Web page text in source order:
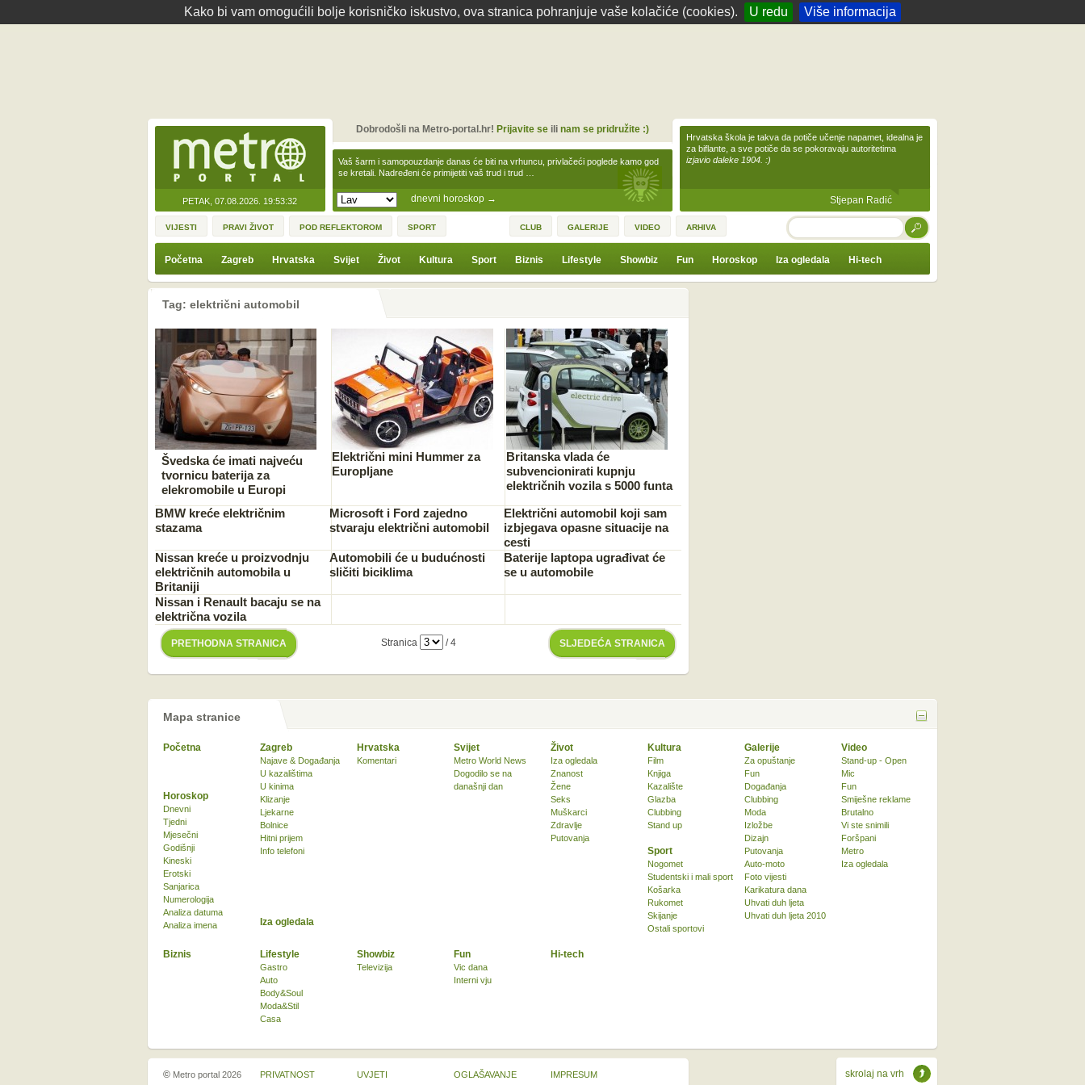
Kako bi vam omogućili bolje korisničko iskustvo, ova stranica pohranjuje vaše kolačiće (cookies). U redu Više informacija
PETAK, 07.08.2026. 19:53:32 dnevni horoskop →
Vaš šarm i samopouzdanje danas će biti na vrhuncu, privlačeći poglede kamo god
se kretali. Nadređeni će primijetiti vaš trud i trud …
Dobrodošli na Metro-portal.hr! Prijavite seili nam se pridružite :)
Hrvatska škola je takva da potiče učenje napamet, idealna je
za biflante, a sve potiče da se pokoravaju autoritetima
izjavio daleke 1904. :)
Stjepan Radić
VIJESTI PRAVI ŽIVOT POD REFLEKTOROM SPORT CLUB GALERIJE VIDEO ARHIVA TRAŽI
Početna Zagreb Hrvatska Svijet Život Kultura Sport Biznis Lifestyle Showbiz Fun Horoskop Iza ogledala Hi-tech
Tag: električni automobil
Švedska će imati najveću
tvornicu baterija za
elekromobile u Europi
Električni mini Hummer za
Europljane
Britanska vlada će
subvencionirati kupnju
električnih vozila s 5000 funta
BMW kreće električnim
stazama
Microsoft i Ford zajedno
stvaraju električni automobil
Električni automobil koji sam
izbjegava opasne situacije na
cesti
Nissan kreće u proizvodnju
električnih automobila u
Britaniji
Automobili će u budućnosti
sličiti biciklima
Baterije laptopa ugrađivat će
se u automobile
Nissan i Renault bacaju se na
električna vozila
PRETHODNA STRANICA SLJEDEĆA STRANICA
Stranica / 4
Mapa stranice
Početna Zagreb
Najave & Događanja
U kazalištima
U kinima
Klizanje
Ljekarne
Bolnice
Hitni prijem
Info telefoni
Hrvatska
Komentari
Svijet
Metro World News
Dogodilo se na
današnji dan
Život
Iza ogledala
Znanost
Žene
Seks
Muškarci
Zdravlje
Putovanja
Kultura
Film
Knjiga
Kazalište
Glazba
Clubbing
Stand up
Sport
Nogomet
Studentski i mali sport
Košarka
Rukomet
Skijanje
Ostali sportovi
Biznis Lifestyle
Gastro
Auto
Body&Soul
Moda&Stil
Casa
Showbiz
Televizija
Fun
Vic dana
Interni vju
Horoskop
Dnevni
Tjedni
Mjesečni
Godišnji
Kineski
Erotski
Sanjarica
Numerologija
Analiza datuma
Analiza imena
Iza ogledala
Hi-tech
Galerije
Za opuštanje
Fun
Događanja
Clubbing
Moda
Izložbe
Dizajn
Putovanja
Auto-moto
Foto vijesti
Karikatura dana
Uhvati duh ljeta
Uhvati duh ljeta 2010
Video
Stand-up - Open
Mic
Fun
Smiješne reklame
Brutalno
Vi ste snimili
Foršpani
Metro
Iza ogledala
skrolaj na vrh
© Metro portal 2026 PRIVATNOST UVJETI OGLAŠAVANJE IMPRESUM